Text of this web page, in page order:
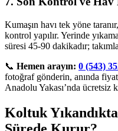
Kumaşın havı tek yöne
kontrol yapılır. Yerinde
süresi 45-90 dakikadır;
📞 Hemen arayın: 0 (543)
fotoğraf gönderin, anında
Anadolu Yakası’nda ücretsiz
Koltuk